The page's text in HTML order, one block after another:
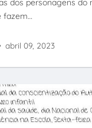
dos personagens do
fazem…
abril 09, 2023